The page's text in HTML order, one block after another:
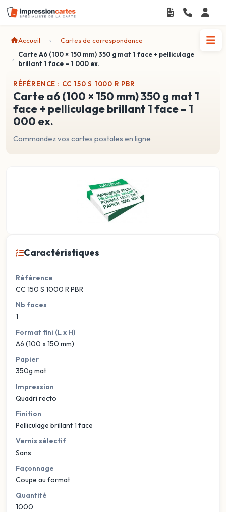
Accueil
Cartes de correspondance
Carte A6 (100 × 150 mm) 350 g mat 1 face + pelliculage
brillant 1 face – 1 000 ex.
RÉFÉRENCE : CC 150 S 1000 R PBR
carte a6 (100 × 150 mm) 350 g mat 1
face + pelliculage brillant 1 face – 1
000 ex.
Commandez vos cartes postales en ligne
Caractéristiques
Référence
CC 150 S 1000 R PBR
Nb faces
1
Format fini (L x H)
A6 (100 x 150 mm)
Papier
350g mat
Impression
Quadri recto
Finition
Pelliculage brillant 1 face
Vernis sélectif
Sans
Façonnage
Coupe au format
Quantité
1000